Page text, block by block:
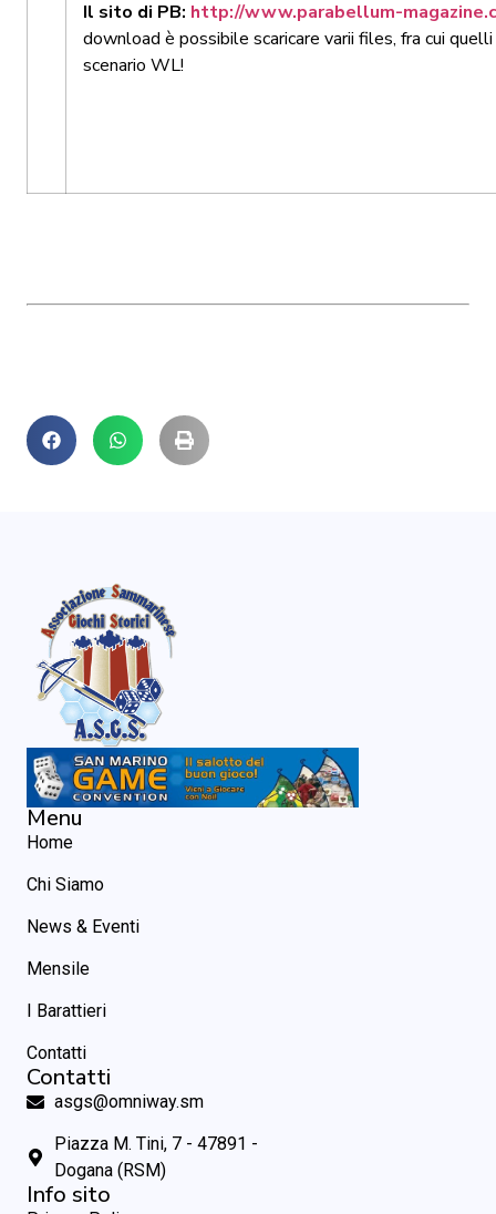
Il sito di PB: http://www.parabellum-
download è possibile scaricare varii files, fra cui
scenario WL!
Menu
Home
Chi Siamo
News & Eventi
Mensile
I Barattieri
Contatti
Contatti
asgs@omniway.sm
Piazza M. Tini, 7 - 47891 -
Dogana (RSM)
Info sito